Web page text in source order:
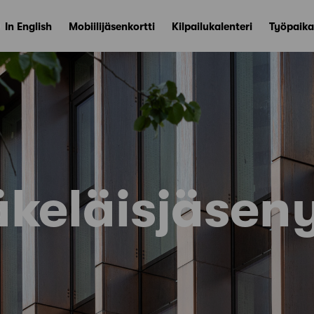
In English Mobiilijäsenkortti Kilpailukalenteri